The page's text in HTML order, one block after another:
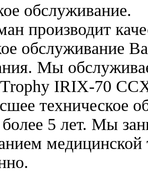
обслуживание.
производит
обслуживание
Мы
IRIX-70
техническое
5 лет. Мы